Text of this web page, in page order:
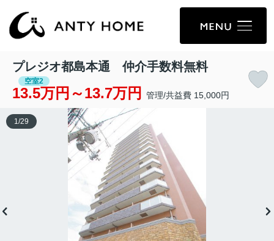
プレジオ都島本通 仲介手数料無料
空室2
13.5万円～13.7万円 管理/共益費 15,000円
1 /29